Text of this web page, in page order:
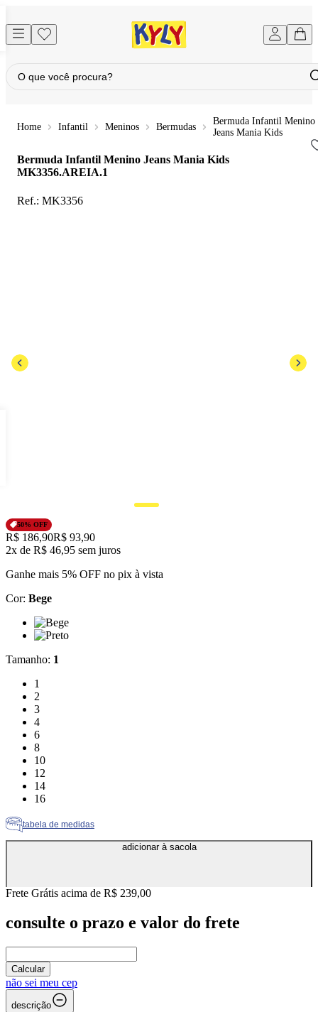
Infantil Meninos Bermudas
Bermuda Infantil Menino
Jeans Mania Kids
Bermuda Infantil Menino Jeans Mania Kids
MK3356.AREIA.1
Ref.: MK3356
50% OFF
Original price:
R$ 186,90Price:
R$ 93,90
2x de R$ 46,95 sem juros
Ganhe mais 5% OFF no pix à vista
Cor: Bege
Cor: Bege
Cor: Preto
Tamanho: 1
Tamanho: 1
1
Tamanho: 2
2
Tamanho: 3
3
Tamanho: 4
4
Tamanho: 6
6
Tamanho: 8
8
Tamanho: 10
10
Tamanho: 12
12
Tamanho: 14
14
Tamanho: 16
16
tabela de medidas
adicionar à sacola
Frete Grátis acima de R$ 239,00
consulte o prazo e valor do frete
Calcular
não sei meu cep
descrição